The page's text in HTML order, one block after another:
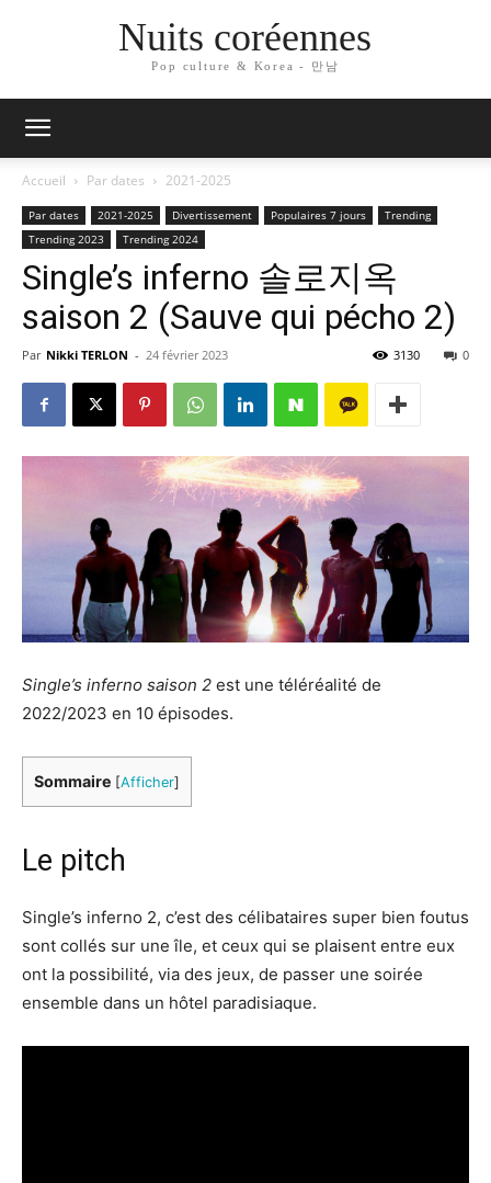
Nuits coréennes
Pop culture & Korea - 만남
Accueil Par dates 2021-2025
Par dates 2021-2025 Divertissement Populaires 7 jours
Trending
Trending 2023
Trending 2024
Single’s inferno 솔로지옥
saison 2 (Sauve qui pécho 2)
Par Nikki TERLON - 24 février 2023 0
3130
Single’s inferno saison 2 est une téléréalité de
2022/2023 en 10 épisodes.
Sommaire [Afficher]
Le pitch
Single’s inferno 2, c’est des célibataires super bien foutus
sont collés sur une île, et ceux qui se plaisent entre eux
ont la possibilité, via des jeux, de passer une soirée
ensemble dans un hôtel paradisiaque.